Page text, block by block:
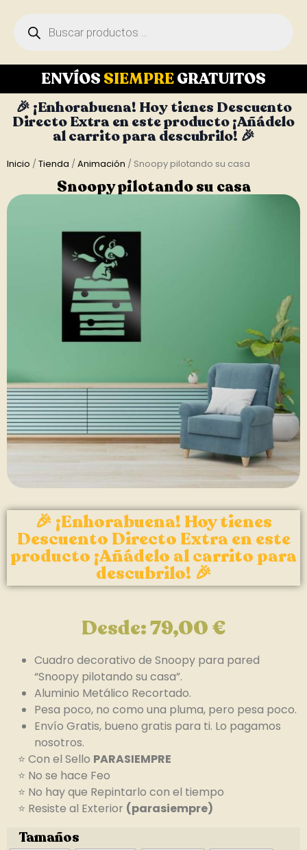
ENVÍOS SIEMPREGRATUITOS
🎉 ¡Enhorabuena! Hoy tienes Descuento
Directo Extra en este producto ¡Añádelo
al carrito para descubrilo! 🎉
Inicio /Tienda /Animación / Snoopy pilotando su casa
Snoopy pilotando su casa
🎉 ¡Enhorabuena! Hoy tienes
Descuento Directo Extra en este
producto ¡Añádelo al carrito para
descubrilo! 🎉
Desde:79,00€
Cuadro decorativo de Snoopy para pared
“Snoopy pilotando su casa”.
Aluminio Metálico Recortado.
Pesa poco, no como una pluma, pero pesa poco.
Envío Gratis, bueno gratis para ti. Lo pagamos
nosotros.
⭐ Con el Sello PARASIEMPRE
⭐ No se hace Feo
⭐ No hay que Repintarlo con el tiempo
⭐ Resiste al Exterior (parasiempre)
Tamaños